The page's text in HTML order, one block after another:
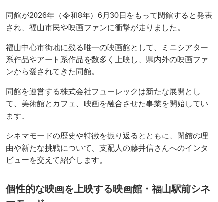
同館が2026年（令和8年）6月30日をもって閉館すると発表
され、福山市民や映画ファンに衝撃が走りました。
福山中心市街地に残る唯一の映画館として、ミニシアター
系作品やアート系作品を数多く上映し、県内外の映画ファ
ンから愛されてきた同館。
同館を運営する株式会社フューレックは新たな展開とし
て、美術館とカフェ、映画を融合させた事業を開始してい
ます。
シネマモードの歴史や特徴を振り返るとともに、閉館の理
由や新たな挑戦について、支配人の藤井信さんへのインタ
ビューを交えて紹介します。
個性的な映画を上映する映画館・福山駅前シネ